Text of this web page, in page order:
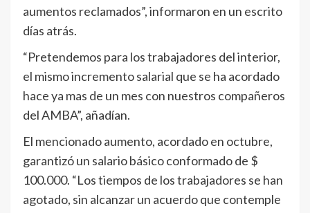
aumentos reclamados”, informaron en un escrito
días atrás.
“Pretendemos para los trabajadores del interior,
el mismo incremento salarial que se ha acordado
hace ya mas de un mes con nuestros compañeros
del AMBA”, añadían.
El mencionado aumento, acordado en octubre,
garantizó un salario básico conformado de $
100.000. “Los tiempos de los trabajadores se han
agotado, sin alcanzar un acuerdo que contemple